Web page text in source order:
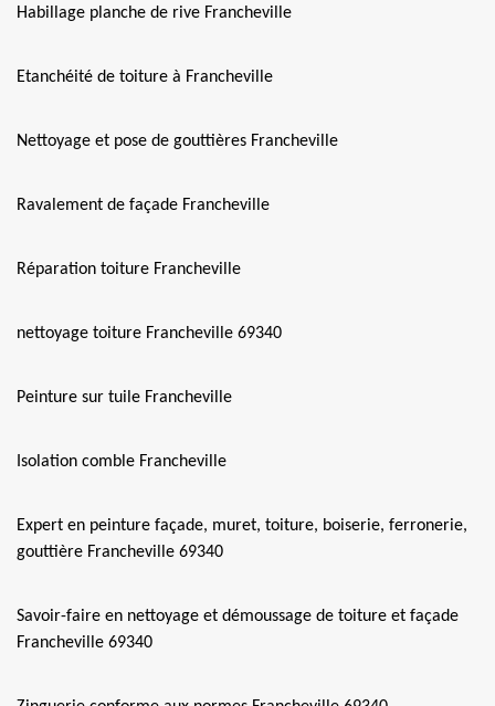
Habillage planche de rive Francheville
Etanchéité de toiture à Francheville
Nettoyage et pose de gouttières Francheville
Ravalement de façade Francheville
Réparation toiture Francheville
nettoyage toiture Francheville 69340
Peinture sur tuile Francheville
Isolation comble Francheville
Expert en peinture façade, muret, toiture, boiserie, ferronerie,
gouttière Francheville 69340
Savoir-faire en nettoyage et démoussage de toiture et façade
Francheville 69340